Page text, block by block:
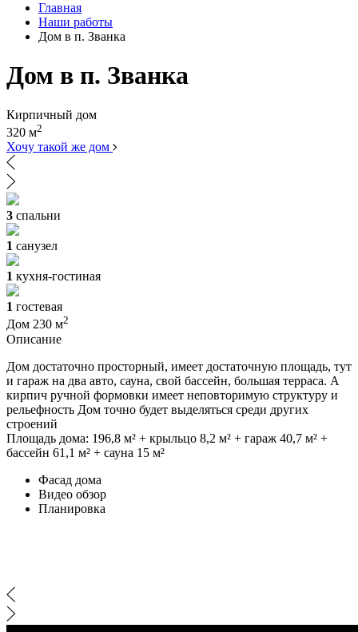
Главная
Наши работы
Дом в п. Званка
Дом в п. Званка
Кирпичный дом
320 м2
Хочу такой же дом
3 спальни
1 санузел
1 кухня-гостиная
1 гостевая
Дом 230 м2
Описание
Дом достаточно просторный, имеет достаточную площадь, тут
и гараж на два авто, сауна, свой бассейн, большая терраса. А
кирпич ручной формовки имеет неповторимую структуру и
рельефность Дом точно будет выделяться среди других
строений
Площадь дома: 196,8 м² + крыльцо 8,2 м² + гараж 40,7 м² +
бассейн 61,1 м² + сауна 15 м²
Фасад дома
Видео обзор
Планировка